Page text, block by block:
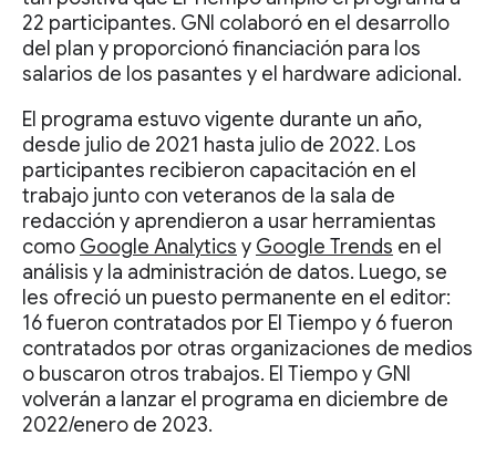
22 participantes. GNI colaboró en el desarrollo
del plan y proporcionó financiación para los
salarios de los pasantes y el hardware adicional.
El programa estuvo vigente durante un año,
desde julio de 2021 hasta julio de 2022. Los
participantes recibieron capacitación en el
trabajo junto con veteranos de la sala de
redacción y aprendieron a usar herramientas
como Google Analytics y Google Trends en el
análisis y la administración de datos. Luego, se
les ofreció un puesto permanente en el editor:
16 fueron contratados por El Tiempo y 6 fueron
contratados por otras organizaciones de medios
o buscaron otros trabajos. El Tiempo y GNI
volverán a lanzar el programa en diciembre de
2022/enero de 2023.